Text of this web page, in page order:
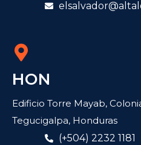
HON
Edificio Torre Mayab,
Tegucigalpa, Honduras
(+504) 2232 1181